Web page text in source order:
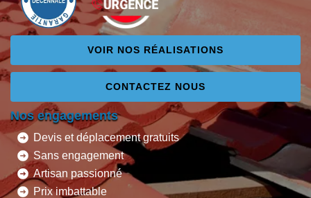
VOIR NOS RÉALISATIONS
CONTACTEZ NOUS
Nos engagements
Devis et déplacement gratuits
Sans engagement
Artisan passionné
Prix imbattable